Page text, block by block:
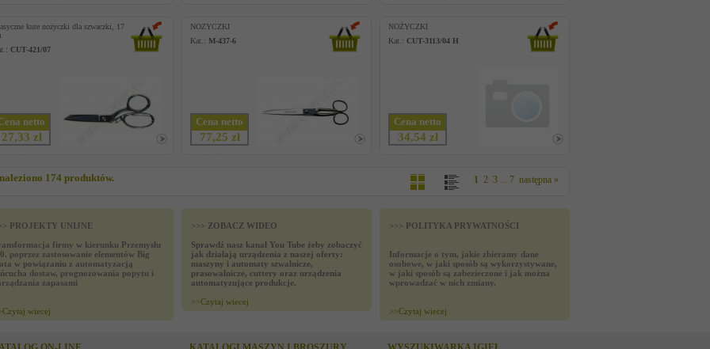
kute nożyczki dla szwaczki, 17
CUT-421/07
netto
27,33 zł
NOZYCZKI
Kat.: M-437-6
Cena netto
77,25 zł
NOŻYCZKI
Kat.: CUT-3113/04 H
Cena netto
34,54 zł
174 produktów. 1 2 3 ... 7 następna »
PROJEKTY UNIJNE
firmy w kierunku Przemysłu
poprzez zastosowanie elementów Big
w powiązaniu z automatyzacją
dostaw, prognozowania popytu i
zapasami
Czytaj wiecej
>>> ZOBACZ WIDEO
Sprawdź nasz kanał You Tube żeby zobaczyć
jak działają urządzenia z naszej oferty:
maszyny i automaty szwalnicze,
prasowalnicze, cuttery oraz urządzenia
automatyzujące produkcje.
>>Czytaj wiecej
>>> POLITYKA PRYWATNOŚCI
Informacje o tym, jakie zbieramy dane
osobowe, w jaki sposób są wykorzystywane,
w jaki sposób są zabezieczone i jak można
wprowadzać w nich zmiany.
>>Czytaj wiecej